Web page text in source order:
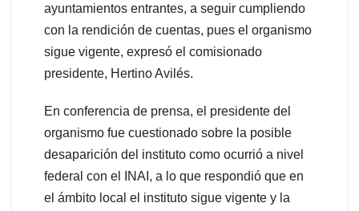
ayuntamientos entrantes, a seguir cumpliendo
con la rendición de cuentas, pues el organismo
sigue vigente, expresó el comisionado
presidente, Hertino Avilés.
En conferencia de prensa, el presidente del
organismo fue cuestionado sobre la posible
desaparición del instituto como ocurrió a nivel
federal con el INAI, a lo que respondió que en
el ámbito local el instituto sigue vigente y la